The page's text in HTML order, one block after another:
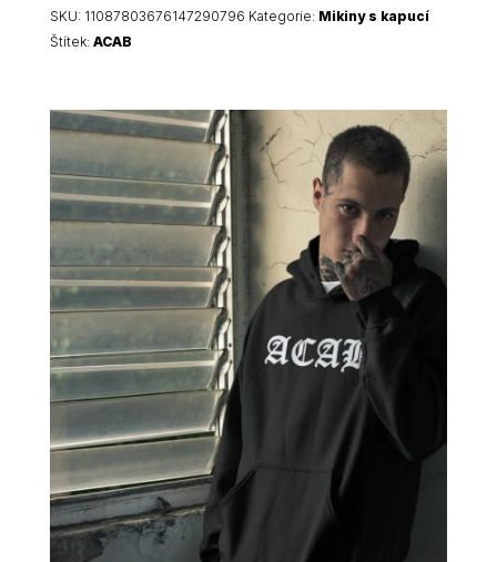
kapucí
množství
SKU: 11087803676147290796 Kategorie: Mikiny s kapucí
Štítek: ACAB